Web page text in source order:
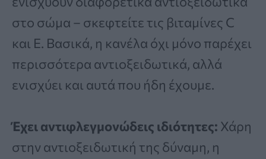
στο σώμα – σκεφτείτε τις βιταμίνες C
και E. Βασικά, η κανέλα όχι μόνο παρέχει
περισσότερα αντιοξειδωτικά, αλλά
ενισχύει και αυτά που ήδη έχουμε.
Έχει αντιφλεγμονώδεις ιδιότητες: Χάρη
στην αντιοξειδωτική της δύναμη, η